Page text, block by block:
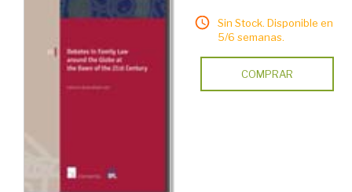
Sin Stock. Disponible en
5/6 semanas.
COMPRAR